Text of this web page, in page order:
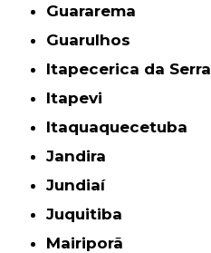
Guararema
Guarulhos
Itapecerica da Serra
Itapevi
Itaquaquecetuba
Jandira
Jundiaí
Juquitiba
Mairiporã